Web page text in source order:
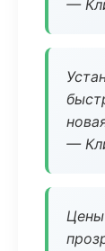
—
—
Цены